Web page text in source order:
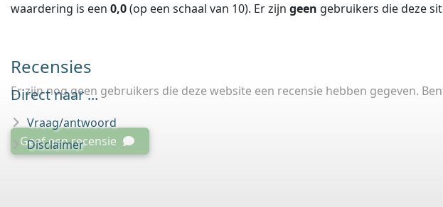
waardering is een 0,0(op een schaal van 10). Er zijn geen gebruikers die deze
Recensies
Er zijn nog geen gebruikers die deze website een recensie hebben gegeven.
Geef een recensie
Direct naar ...
Vraag/antwoord
Disclaimer